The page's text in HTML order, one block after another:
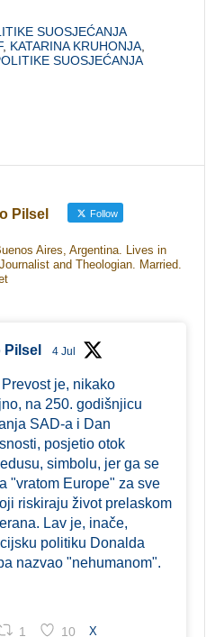
SUOSJEĆANJA
, KATARINA KRUHONJA
SUOSJEĆANJA
Pilsel Follow
Aires, Argentina. Lives in
and Theologian. Married.
Pilsel 4 Jul
je, nikako
na 250. godišnjicu
SAD-a i Dan
posjetio otok
simbolu, jer ga se
"vratom Europe" za sve
riskiraju život prelaskom
Lav je, inače,
politiku Donalda
nazvao "nehumanom".
1 10 X